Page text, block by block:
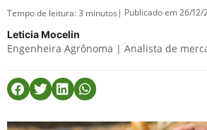
Tempo de leitura:3 minutos | Publicado em 26/12/
Leticia Mocelin
Engenheira Agrônoma | Analista de